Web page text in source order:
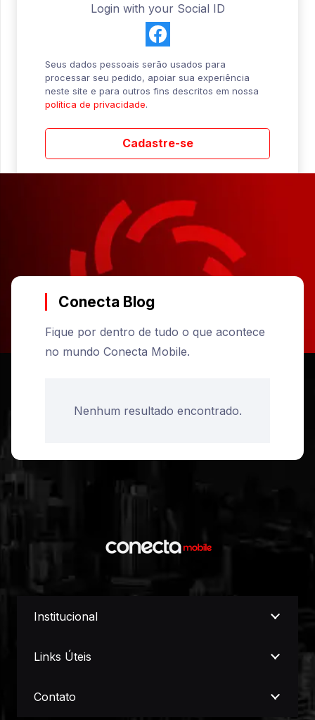
Login with your Social ID
Seus dados pessoais serão usados para
processar seu pedido, apoiar sua experiência
neste site e para outros fins descritos em nossa
política de privacidade.
Cadastre-se
Conecta Blog
Fique por dentro de tudo o que acontece
no mundo Conecta Mobile.
Nenhum resultado encontrado.
Institucional
Links Úteis
Contato